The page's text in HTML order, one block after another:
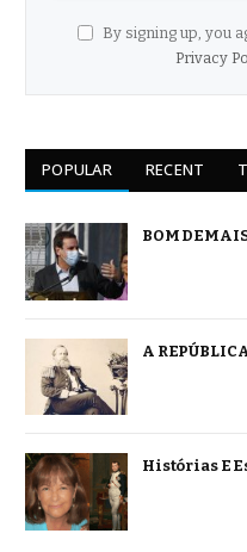
By signing up, you
Privacy
POPULAR RECENT
BOM
A
Histórias E